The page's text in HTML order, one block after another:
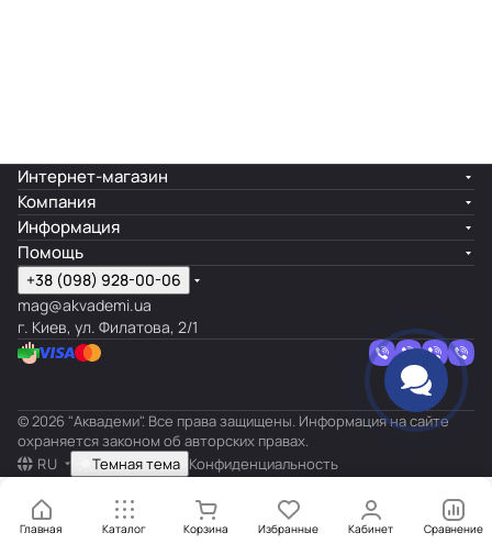
Главная Каталог Корзина Избранные Кабинет Сравнение
Интернет-магазин
Компания
Информация
Помощь
+38 (098) 928-00-06
mag@akvademi.ua
г. Киев, ул. Филатова, 2/1
© 2026 "Аквадеми". Все права защищены. Информация на сайте
охраняется законом об авторских правах.
RU
Темная тема Конфиденциальность